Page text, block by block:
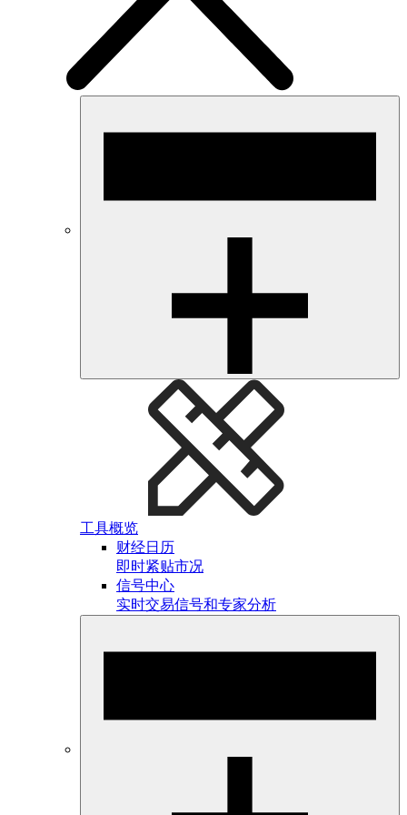
工具概览
财经日历
即时紧贴市况
信号中心
实时交易信号和专家分析